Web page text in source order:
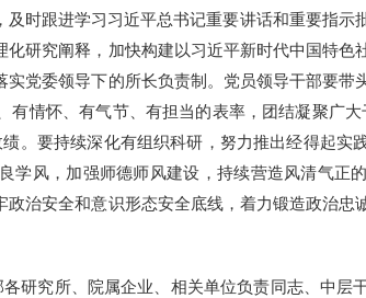
及时跟进学习 习近平总书记重要讲话和重要指示
化研究阐释，加快构建以习近平新时代中国特色
党委领导下的所长负责制。党员领导干部要带
情怀、有气节、有担当的表率，团结凝聚广
绩。要持续深化有组织科研，努力推出经得起实
学风，加强师德师风建设，持续营造风清气正
治安全和意识形态安全底线，着力锻造政治忠
究所、院属企业、相关单位负责同志、中层